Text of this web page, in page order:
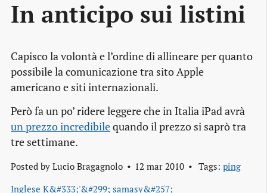
In anticipo sui listini
Capisco la volontà e l’ordine di allineare per quanto
possibile la comunicazione tra sito Apple
americano e siti internazionali.
Però fa un po’ ridere leggere che in Italia iPad avrà
un prezzo incredibilequando il prezzo si saprò tra
tre settimane.
Posted by Lucio Bragagnolo 12 mar 2010 Tags: ping
Inglese K&#333;'&#299; samasy&#257;